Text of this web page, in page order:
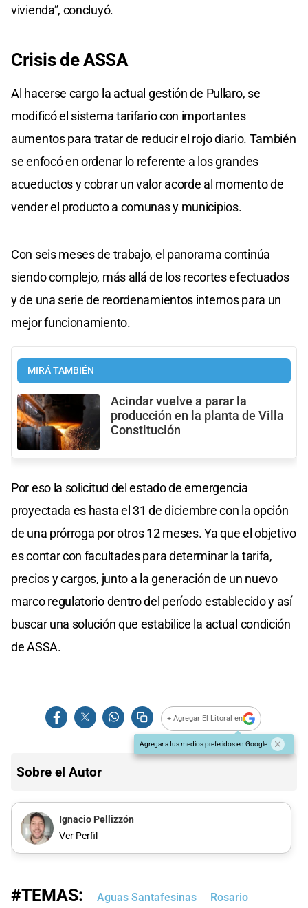
vivienda”, concluyó.
Crisis de ASSA
Al hacerse cargo la actual gestión de Pullaro, se
modificó el sistema tarifario con importantes
aumentos para tratar de reducir el rojo diario. También
se enfocó en ordenar lo referente a los grandes
acueductos y cobrar un valor acorde al momento de
vender el producto a comunas y municipios.
Con seis meses de trabajo, el panorama continúa
siendo complejo, más allá de los recortes efectuados
y de una serie de reordenamientos internos para un
mejor funcionamiento.
MIRÁ TAMBIÉN
Acindar vuelve a parar la
producción en la planta de Villa
Constitución
Por eso la solicitud del estado de emergencia
proyectada es hasta el 31 de diciembre con la opción
de una prórroga por otros 12 meses. Ya que el objetivo
es contar con facultades para determinar la tarifa,
precios y cargos, junto a la generación de un nuevo
marco regulatorio dentro del período establecido y así
buscar una solución que estabilice la actual condición
de ASSA.
+ Agregar El Litoral en
Agregar a tus medios preferidos en Google
Sobre el Autor
Ignacio Pellizzón
Ver Perfil
#TEMAS: Aguas Santafesinas Rosario